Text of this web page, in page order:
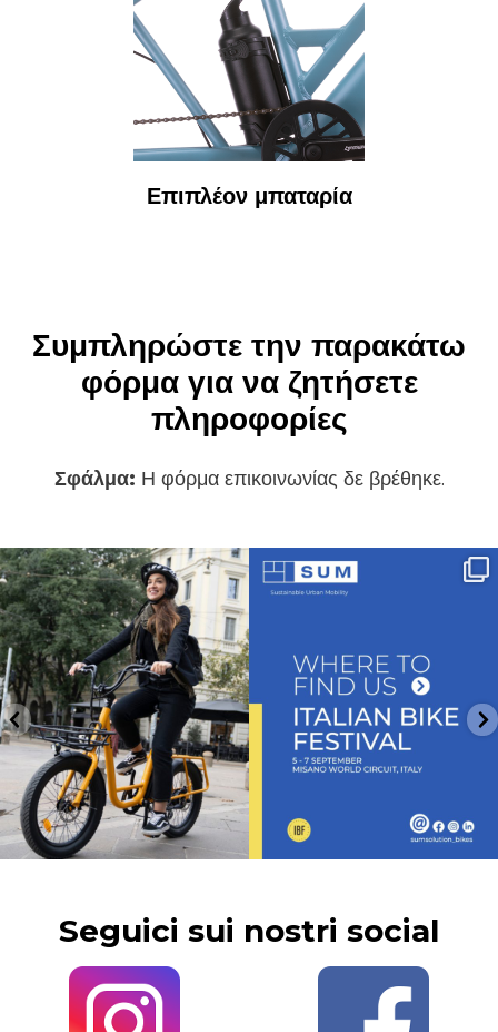
Επιπλέον μπαταρία
Συμπληρώστε την παρακάτω
φόρμα για να ζητήσετε
πληροφορίες
Σφάλμα: Η φόρμα επικοινωνίας δε βρέθηκε.
Funzione booster, design compatto e
portapacchi...
10 0
Venite a trovarci allo stand J16 a Italian
Bike
Seguici sui nostri social